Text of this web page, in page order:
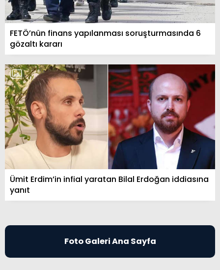
FETÖ’nün finans yapılanması soruşturmasında 6
gözaltı kararı
Ümit Erdim’in infial yaratan Bilal Erdoğan iddiasına
yanıt
Foto Galeri Ana Sayfa